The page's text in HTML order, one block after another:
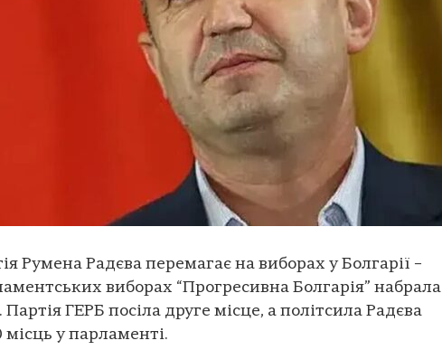
Румена Радєва перемагає на виборах у Болгарії –
виборах “Прогресивна Болгарія” набрала
Партія ГЕРБ посіла друге місце, а політсила Радєва
у парламенті.